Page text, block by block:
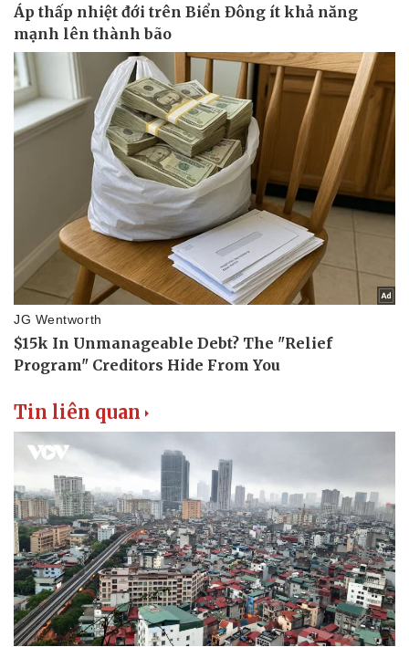
Bóng đá
Lịch thi đấu bóng đá
Thế giới thể thao
eSports
Hậu trường
Ô tô
Tư vấn
Tin liên quan